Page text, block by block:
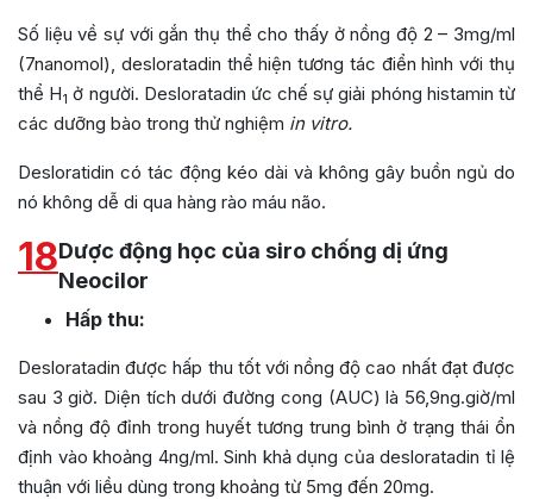
Số liệu về sự với gắn thụ thể cho thấy ở nồng độ 2 – 3mg/ml
(7nanomol), desloratadin thể hiện tương tác điển hình với thụ
thể H1 ở người. Desloratadin ức chế sự giải phóng histamin từ
các dưỡng bào trong thử nghiệm in vitro.
Desloratidin có tác động kéo dài và không gây buồn ngủ do
nó không dễ di qua hàng rào máu não.
18Dược động học của siro chống dị ứng
Neocilor
Hấp thu:
Desloratadin được hấp thu tốt với nồng độ cao nhất đạt được
sau 3 giờ. Diện tích dưới đường cong (AUC) là 56,9ng.giờ/ml
và nồng độ đỉnh trong huyết tương trung bình ở trạng thái ổn
định vào khoảng 4ng/ml. Sinh khả dụng của desloratadin tỉ lệ
thuận với liều dùng trong khoảng từ 5mg đến 20mg.